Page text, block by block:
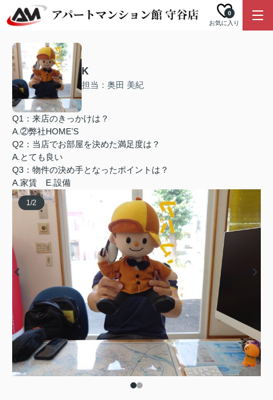
お気に入り
0
K
担当：奥田 美紀
Q1：来店のきっかけは？
A.②弊社HOME’S
Q2：当店でお部屋を決めた満足度は？
A.とても良い
Q3：物件の決め手となったポイントは？
A.家賃 E.設備
1/2